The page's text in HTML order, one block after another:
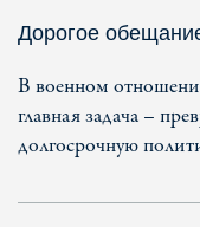
Дорогое
В военном
главная задача –
долгосрочную